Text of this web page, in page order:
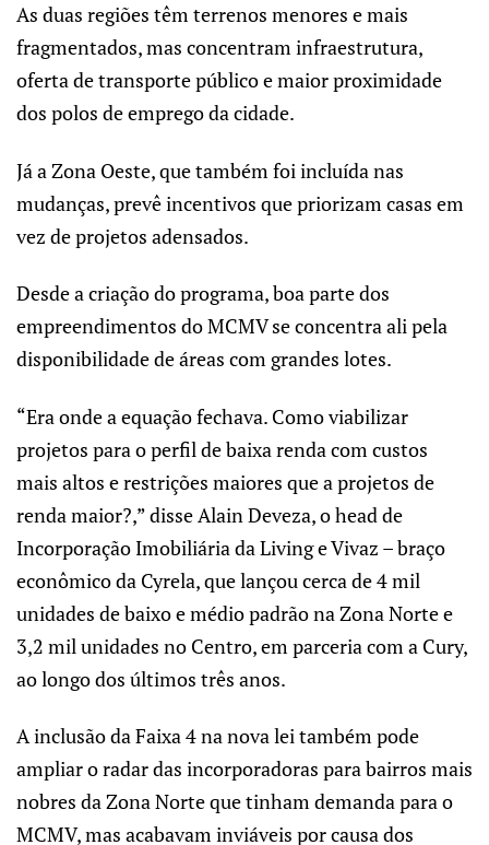
As duas regiões têm terrenos menores e mais
fragmentados, mas concentram infraestrutura,
oferta de transporte público e maior proximidade
dos polos de emprego da cidade.
Já a Zona Oeste, que também foi incluída nas
mudanças, prevê incentivos que priorizam casas em
vez de projetos adensados.
Desde a criação do programa, boa parte dos
empreendimentos do MCMV se concentra ali pela
disponibilidade de áreas com grandes lotes.
“Era onde a equação fechava. Como viabilizar
projetos para o perfil de baixa renda com custos
mais altos e restrições maiores que a projetos de
renda maior?,” disse Alain Deveza, o head de
Incorporação Imobiliária da Living e Vivaz – braço
econômico da Cyrela, que lançou cerca de 4 mil
unidades de baixo e médio padrão na Zona Norte e
3,2 mil unidades no Centro, em parceria com a Cury,
ao longo dos últimos três anos.
A inclusão da Faixa 4 na nova lei também pode
ampliar o radar das incorporadoras para bairros mais
nobres da Zona Norte que tinham demanda para o
MCMV, mas acabavam inviáveis por causa dos